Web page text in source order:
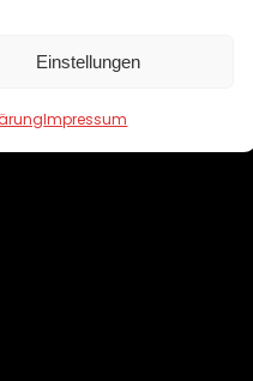
Einstellungen
Impressum